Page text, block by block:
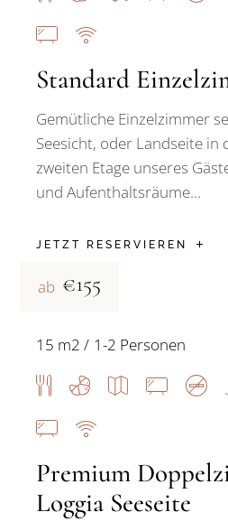
Standard
Gemütliche Einzelzimmer
Seesicht, oder Landseite in
zweiten Etage unseres
und Aufenthaltsräume...
JETZT RESERVIEREN
ab €155
Premium
Loggia Seeseite
15 m2 1-2 Personen